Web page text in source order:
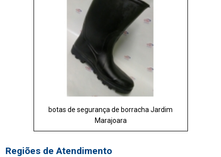
botas de segurança de borracha Jardim
Marajoara
Regiões de Atendimento